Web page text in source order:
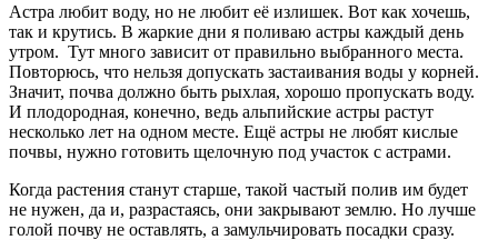
Астра любит воду, но не любит её излишек. Вот как хочешь,
так и крутись. В жаркие дни я поливаю астры каждый день
утром. Тут много зависит от правильно выбранного места.
Повторюсь, что нельзя допускать застаивания воды у корней.
Значит, почва должно быть рыхлая, хорошо пропускать воду.
И плодородная, конечно, ведь альпийские астры растут
несколько лет на одном месте. Ещё астры не любят кислые
почвы, нужно готовить щелочную под участок с астрами.
Когда растения станут старше, такой частый полив им будет
не нужен, да и, разрастаясь, они закрывают землю. Но лучше
голой почву не оставлять, а замульчировать посадки сразу.